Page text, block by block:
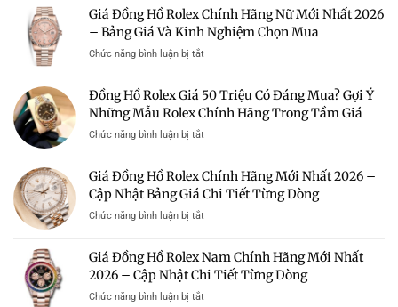
Nội
–
Địa
Chỉ
Tín
Mua
Rolex
Chính
Tốt
Rolex
Giá
Có
Nên
Gợi
Những
Mẫu
Rolex
Đáng
Giá Đồng Hồ Rolex Chính Hãng Nữ Mới Nhất 2026
– Bảng Giá Và Kinh Nghiệm Chọn Mua
Chức năng bình luận bị tắtở
Hồ
Rolex
Mới
Nhất
–
Giá
Và
Kinh
Nghiệm
Đồng Hồ Rolex Giá 50 Triệu Có Đáng Mua? Gợi Ý
Những Mẫu Rolex Chính Hãng Trong Tầm Giá
Chức năng bình luận bị tắtở
Rolex
Giá
Đáng
Mua?
Ý
Giá Đồng Hồ Rolex Chính Hãng Mới Nhất 2026 –
Cập Nhật Bảng Giá Chi Tiết Từng Dòng
Chức năng bình luận bị tắtở
Hồ
Rolex
Giá Đồng Hồ Rolex Nam Chính Hãng Mới Nhất
2026 – Cập Nhật Chi Tiết Từng Dòng
Chức năng bình luận bị tắtở